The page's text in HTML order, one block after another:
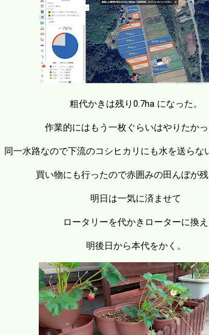
粗代かきは残り0.7ha になった。
作業的にはもう一枚ぐらいはやりたか
同一水路なので下流のコシヒカリにも水を送らな
買い物にも行ったので赤囲みの田んぼが残
明日は一気に済ませて
ロータリーを代かきローターに換え
明後日から本代をかく。